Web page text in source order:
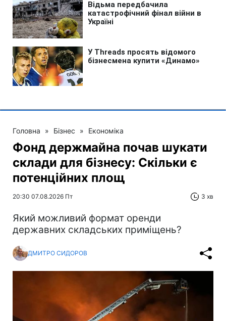
Головна » Бізнес » Економіка
Фонд держмайна почав шукати
склади для бізнесу: Скільки є
потенційних площ
20:30 07.08.2026 Пт 3 хв
Який можливий формат оренди
державних складських приміщень?
ДМИТРО СИДОРОВ